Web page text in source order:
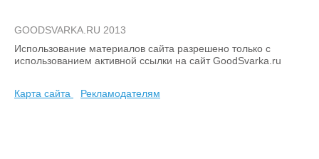
GOODSVARKA.RU 2013
Использование материалов сайта разрешено только с
использованием активной ссылки на сайт GoodSvarka.ru
Карта сайта Рекламодателям